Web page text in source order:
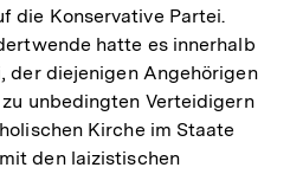
Fußnote
die Konservative Partei.
hatte es innerhalb
der diejenigen Angehörigen
unbedingten Verteidigern
Kirche im Staate
den laizistischen